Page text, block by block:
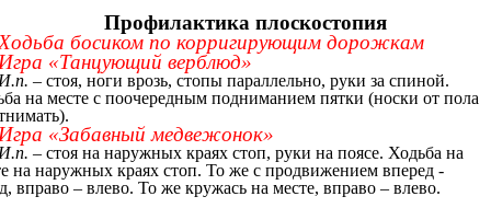
Профилактика плоскостопия
босиком по корригирующим дорожкам
«Танцующий верблюд»
–стоя, ноги врозь, стопы параллельно, руки за спиной.
на месте с поочередным подниманием пятки (носки от пола
«Забавный медвежонок»
–стоя на наружных краях стоп, руки на поясе. Ходьба на
на наружных краях стоп. То же с продвижением вперед -
вправо – влево. То же кружась на месте, вправо – влево.